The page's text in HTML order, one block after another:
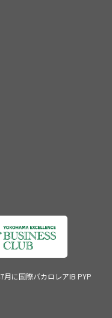
月に国際バカロレアIB PYP